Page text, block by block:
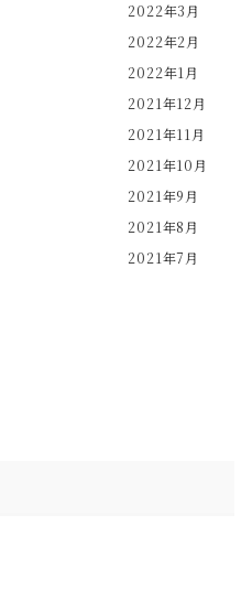
2022年3月
2022年2月
2022年1月
2021年12月
2021年11月
2021年10月
2021年9月
2021年8月
2021年7月